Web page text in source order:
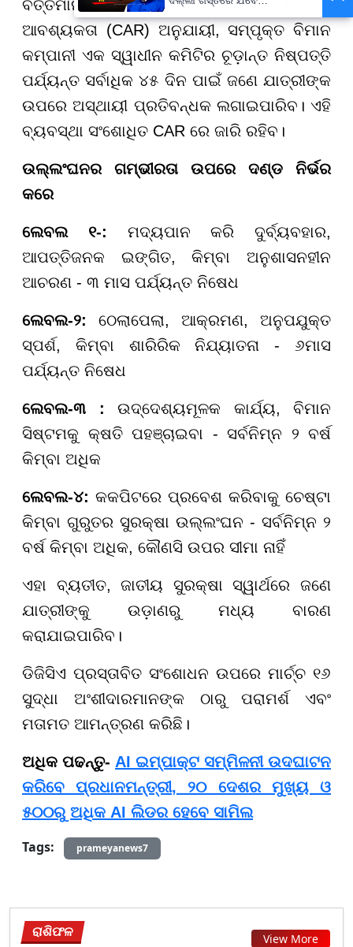
ବର୍ତ୍ତମାନର ବେସାମରିକ ବିମାନ ଚଳାଚଳ
ଆବଶ୍ୟକତା (CAR) ଅନୁଯାୟୀ, ସମ୍ପୃକ୍ତ ବିମାନ
କମ୍ପାନୀ ଏକ ସ୍ୱାଧୀନ କମିଟିର ଚୂଡ଼ାନ୍ତ ନିଷ୍ପତ୍ତି
ପର୍ଯ୍ୟନ୍ତ ସର୍ବାଧିକ ୪୫ ଦିନ ପାଇଁ ଜଣେ ଯାତ୍ରୀଙ୍କ
ଉପରେ ଅସ୍ଥାୟୀ ପ୍ରତିବନ୍ଧକ ଲଗାଇପାରିବ। ଏହି
ବ୍ୟବସ୍ଥା ସଂଶୋଧିତ CAR ରେ ଜାରି ରହିବ।
ଉଲ୍ଲଂଘନର ଗମ୍ଭୀରତା ଉପରେ ଦଣ୍ଡ ନିର୍ଭର
କରେ
ଲେବଲ ୧-: ମଦ୍ୟପାନ କରି ଦୁର୍ବ୍ୟବହାର,
ଆପତ୍ତିଜନକ ଇଙ୍ଗିତ, କିମ୍ବା ଅନୁଶାସନହୀନ
ଆଚରଣ - ୩ ମାସ ପର୍ଯ୍ୟନ୍ତ ନିଷେଧ
ଲେବଲ-୨: ଠେଲାପେଲା, ଆକ୍ରମଣ, ଅନୁପଯୁକ୍ତ
ସ୍ପର୍ଶ, କିମ୍ବା ଶାରିରିକ ନିଯ୍ୟାତନା - ୬ମାସ
ପର୍ଯ୍ୟନ୍ତ ନିଷେଧ
ଲେବଲ-୩ : ଉଦ୍ଦେଶ୍ୟମୂଳକ କାର୍ଯ୍ୟ, ବିମାନ
ସିଷ୍ଟମକୁ କ୍ଷତି ପହଞ୍ଚାଇବା - ସର୍ବନିମ୍ନ ୨ ବର୍ଷ
କିମ୍ବା ଅଧିକ
ଲେବଲ-୪: କକପିଟରେ ପ୍ରବେଶ କରିବାକୁ ଚେଷ୍ଟା
କିମ୍ବା ଗୁରୁତର ସୁରକ୍ଷା ଉଲ୍ଲଂଘନ - ସର୍ବନିମ୍ନ ୨
ବର୍ଷ କିମ୍ବା ଅଧିକ, କୌଣସି ଉପର ସୀମା ନାହିଁ
ଏହା ବ୍ୟତୀତ, ଜାତୀୟ ସୁରକ୍ଷା ସ୍ୱାର୍ଥରେ ଜଣେ
ଯାତ୍ରୀଙ୍କୁ ଉଡ଼ାଣରୁ ମଧ୍ୟ ବାରଣ
କରାଯାଇପାରିବ।
ଡିଜିସିଏ ପ୍ରସ୍ତାବିତ ସଂଶୋଧନ ଉପରେ ମାର୍ଚ୍ଚ ୧୬
ସୁଦ୍ଧା ଅଂଶୀଦାରମାନଙ୍କ ଠାରୁ ପରାମର୍ଶ ଏବଂ
ମତାମତ ଆମନ୍ତ୍ରଣ କରିଛି।
ଅଧିକ ପଢନ୍ତୁ- AI ଇମ୍ପାକ୍ଟ ସମ୍ମିଳନୀ ଉଦଘାଟନ
କରିବେ ପ୍ରଧାନମନ୍ତ୍ରୀ, ୨୦ ଦେଶର ମୁଖ୍ୟ ଓ
୫୦୦ରୁ ଅଧିକ AI ଲିଡର ହେବେ ସାମିଲ
Tags:
prameyanews7
ରାଶିଫଳ View More
ମୁଖ୍ୟମନ୍ତ୍ରୀ ମୋହନ ମାଝୀ